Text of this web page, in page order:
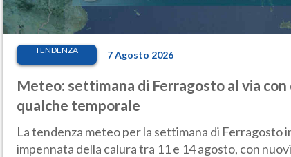
TENDENZA 7 Agosto 2026
Meteo: settimana di Ferragosto al via con
qualche temporale
La tendenza meteo per la settimana di Ferragosto
impennata della calura tra 11 e 14 agosto, con